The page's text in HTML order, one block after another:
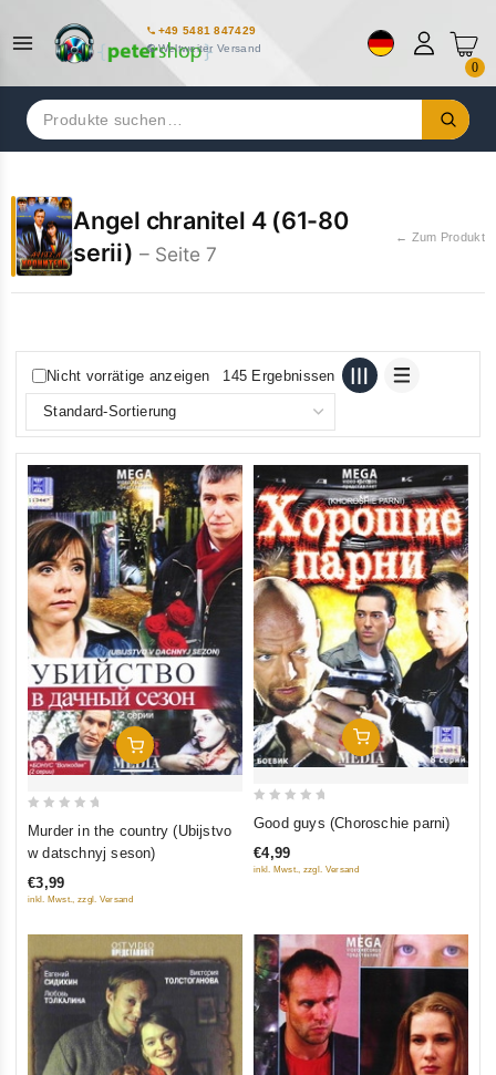
+49 5481 847429
Weltweiter Versand
0
Suchen
nach:
Angel chranitel 4 (61-80
serii) – Seite 7
← Zum Produkt
Nicht vorrätige anzeigen 145 Ergebnissen
In Den Warenkorb
5
Murder in the country (Ubijstvo
w datschnyj seson)
€3,99
inkl. Mwst., zzgl. Versand
In Den Warenkorb
of
Good guys (Choroschie parni)
€4,99
inkl. Mwst., zzgl. Versand